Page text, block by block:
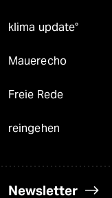
klima update°
Mauerecho
Freie Rede
reingehen
Newsletter